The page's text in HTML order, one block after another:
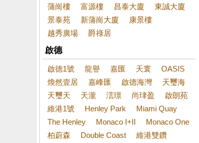
蒲崗樓
富源樓 昌泰大廈
東誠大廈
景泰苑
新蒲崗大廈
康景樓
越秀廣場
爵祿居
啟德
啟德1號 龍譽 嘉匯 天寰
OASIS
煥然壹居
嘉峰匯 啟德海灣
天璽海
天璽天
天瀧 澐璟 尚珒盈
啟朗苑
維港1號
Henley Park
Miami Quay
The Henley
Monaco I+II
Monaco One
柏蔚森
Double Coast 維港雙鑽